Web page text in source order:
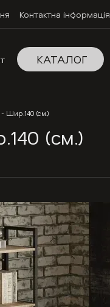
Контактна інформація
КАТАЛОГ
- Шир.140 (см.)
(см.)